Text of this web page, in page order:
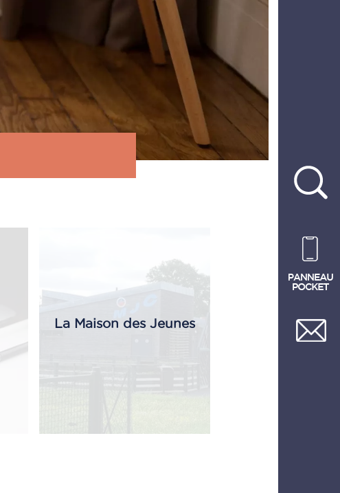
La Maison des Jeunes